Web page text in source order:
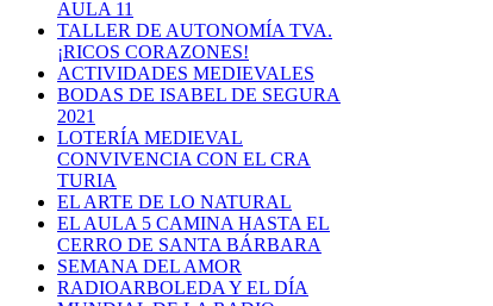
AULA 11
TALLER DE AUTONOMÍA TVA.
¡RICOS CORAZONES!
ACTIVIDADES MEDIEVALES
BODAS DE ISABEL DE SEGURA
2021
LOTERÍA MEDIEVAL
CONVIVENCIA CON EL CRA
TURIA
EL ARTE DE LO NATURAL
EL AULA 5 CAMINA HASTA EL
CERRO DE SANTA BÁRBARA
SEMANA DEL AMOR
RADIOARBOLEDA Y EL DÍA